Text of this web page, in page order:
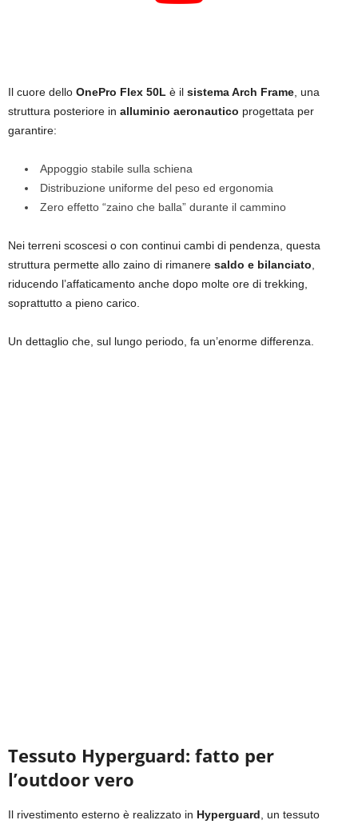
Il cuore dello OnePro Flex 50L è il sistema Arch Frame , una
struttura posteriore in alluminio aeronautico progettata per
garantire:
Appoggio stabile sulla schiena
Distribuzione uniforme del peso ed ergonomia
Zero effetto “zaino che balla” durante il cammino
Nei terreni scoscesi o con continui cambi di pendenza, questa
struttura permette allo zaino di rimanere saldo e bilanciato
riducendo l’affaticamento anche dopo molte ore di trekking,
soprattutto a pieno carico.
Un dettaglio che, sul lungo periodo, fa un’enorme differenza.
Tessuto Hyperguard: fatto per
l’outdoor vero
Il rivestimento esterno è realizzato in Hyperguard , un tessuto